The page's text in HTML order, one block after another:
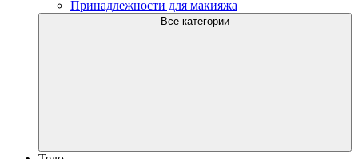
Принадлежности для макияжа
Все категории